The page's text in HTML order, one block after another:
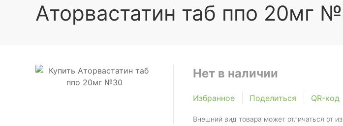
Аторвастатин таб ппо 20мг
Нет в наличии
Избранное Поделиться QR-код
Внешний вид товара может отличаться от